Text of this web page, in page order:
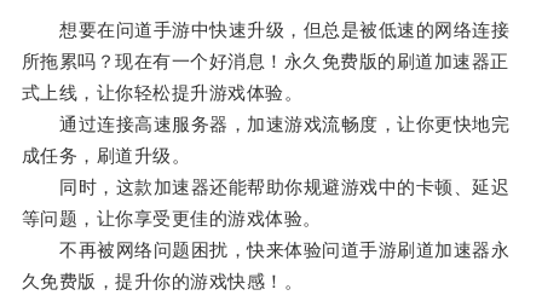
想要在问道手游中快速升级，但总是被低速的网络连接
所拖累吗？现在有一个好消息！永久免费版的刷道加速器正
式上线，让你轻松提升游戏体验。
通过连接高速服务器，加速游戏流畅度，让你更快地完
成任务，刷道升级。
同时，这款加速器还能帮助你规避游戏中的卡顿、延迟
等问题，让你享受更佳的游戏体验。
不再被网络问题困扰，快来体验问道手游刷道加速器永
久免费版，提升你的游戏快感！。